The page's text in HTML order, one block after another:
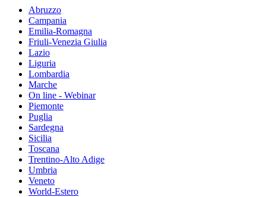
Abruzzo
Campania
Emilia-Romagna
Friuli-Venezia Giulia
Lazio
Liguria
Lombardia
Marche
On line - Webinar
Piemonte
Puglia
Sardegna
Sicilia
Toscana
Trentino-Alto Adige
Umbria
Veneto
World-Estero